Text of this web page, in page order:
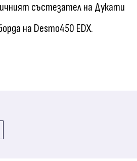
състезател на Дукати
на Desmo450 EDX.